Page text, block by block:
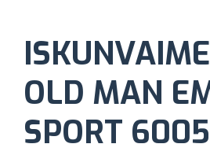
OLD MAN
SPORT